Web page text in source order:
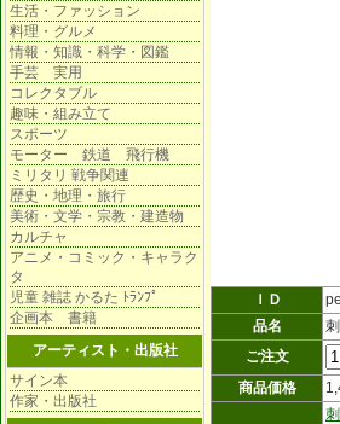
生活・ファッション
料理・グルメ
情報・知識・科学・図鑑
手芸 実用
コレクタブル
趣味・組み立て
スポーツ
モーター 鉄道 飛行機
ミリタリ 戦争関連
歴史・地理・旅行
美術・文学・宗教・建造物
カルチャ
アニメ・コミック・キャラク
タ
児童 雑誌 かるた ﾄﾗﾝﾌﾟ
企画本 書籍
アーティスト・出版社
サイン本
作家・出版社
ＩＤ
品名
ご注文
商品価格